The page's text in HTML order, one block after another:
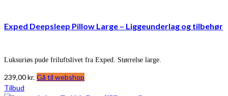
Exped Deepsleep Pillow Large – Liggeunderlag og tilbehør
Luksuriøs pude friluftslivet fra Exped. Størrelse large.
239,00kr. Gå til webshop
Tilbud